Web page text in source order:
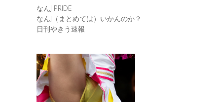
なんJ PRIDE
なんJ（まとめては）いかんのか？
日刊やきう速報